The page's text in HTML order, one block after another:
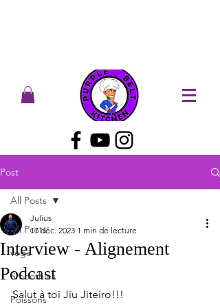
Post
All Posts
végé
Smoothies
Poissons
All Posts
Interview - Alignement
Podcast
Julius
17 déc. 2023 1 min de lecture
Salut à toi Jiu Jiteiro!!!